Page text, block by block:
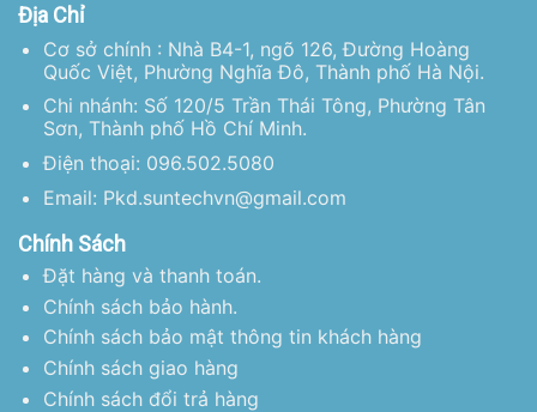
Địa Chỉ
Cơ sở chính : Nhà B4-1, ngõ 126, Đường Hoàng
Quốc Việt, Phường Nghĩa Đô, Thành phố Hà Nội.
Chi nhánh: Số 120/5 Trần Thái Tông, Phường Tân
Sơn, Thành phố Hồ Chí Minh.
Điện thoại: 096.502.5080
Email: Pkd.suntechvn@gmail.com
Chính Sách
Đặt hàng và thanh toán.
Chính sách bảo hành.
Chính sách bảo mật thông tin khách hàng
Chính sách giao hàng
Chính sách đổi trả hàng